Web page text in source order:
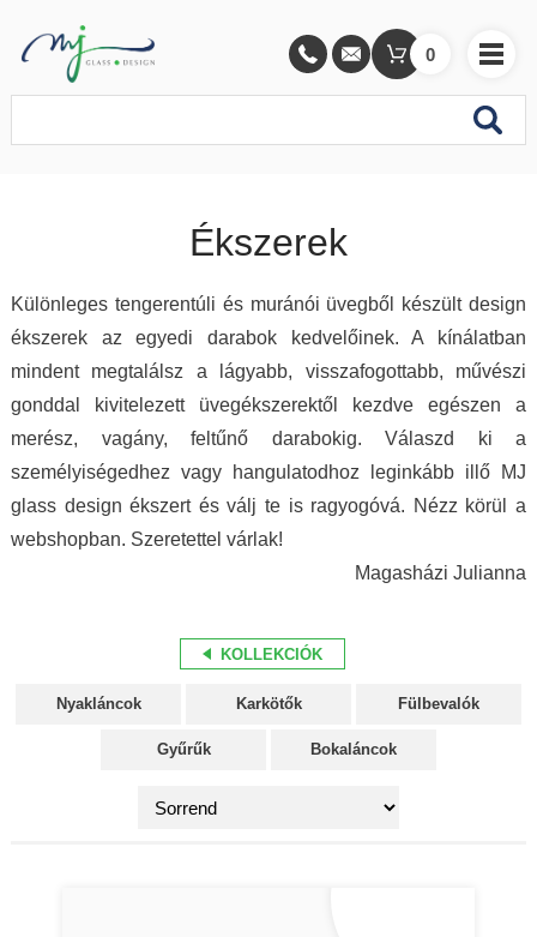
0
Ékszerek
Különleges tengerentúli és muránói üvegből készült design
ékszerek az egyedi darabok kedvelőinek. A kínálatban
mindent megtalálsz a lágyabb, visszafogottabb, művészi
gonddal kivitelezett üvegékszerektől kezdve egészen a
merész, vagány, feltűnő darabokig. Válaszd ki a
személyiségedhez vagy hangulatodhoz leginkább illő MJ
glass design ékszert és válj te is ragyogóvá. Nézz körül a
webshopban. Szeretettel várlak!
Magasházi Julianna
KOLLEKCIÓK
Nyakláncok Karkötők Fülbevalók
Gyűrűk Bokaláncok